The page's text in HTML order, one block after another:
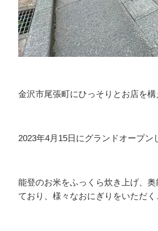
金沢市尾張町にひっそりとお店を
2023年4月15日にグランドオープン
能登のお米をふっくら炊き上げ、
ており、様々なおにぎりをいただ